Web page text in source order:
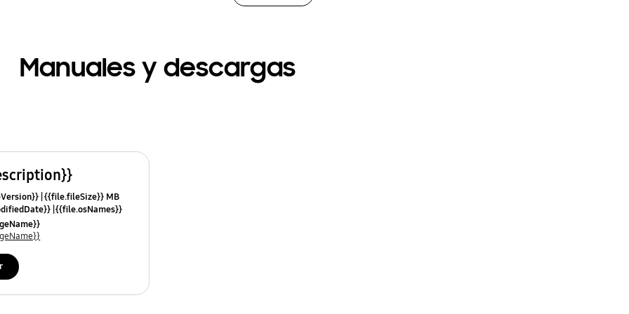
Manuales y descargas
{{file.fileSize}} MB
{{file.osNames}}